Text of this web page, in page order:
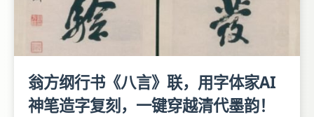
翁方纲行书《八言》联，用字体家AI
神笔造字复刻，一键穿越清代墨韵！